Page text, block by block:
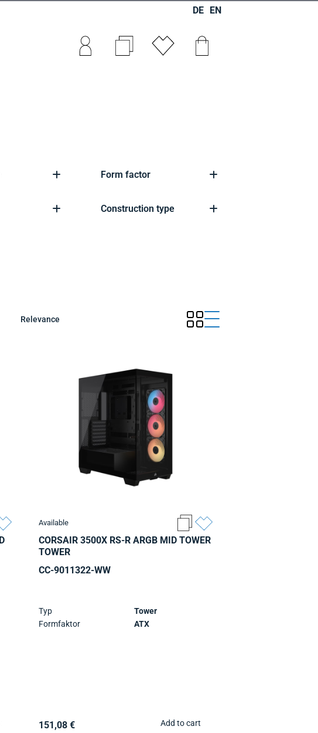
DE EN
Form factor
Construction type
Relevance
Available
CORSAIR 3500X RS-R ARGB MID TOWER
TOWER
CC-9011322-WW
Typ
Formfaktor
Tower
ATX
151,08 € Add to cart